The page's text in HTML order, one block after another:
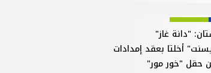
"دانة غاز"
أخلتا بعقد إمدادات
حقل "خور مور"